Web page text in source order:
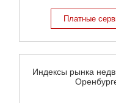
Платные
Индексы рынка